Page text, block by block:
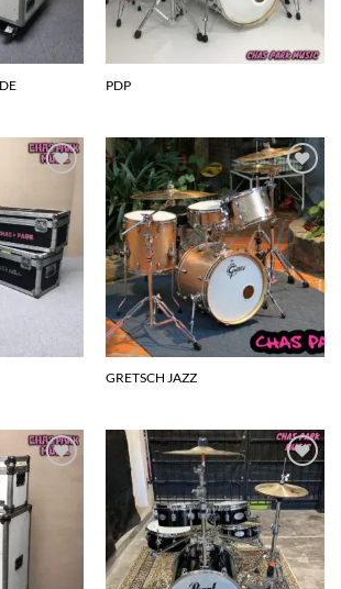
PDP
lista de
deseos
Agregar
a la
lista de
deseos
GRETSCH JAZZ
Agregar
a la
lista de
deseos